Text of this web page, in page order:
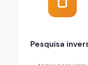
Pesquisa
do processo,
do tema geral.